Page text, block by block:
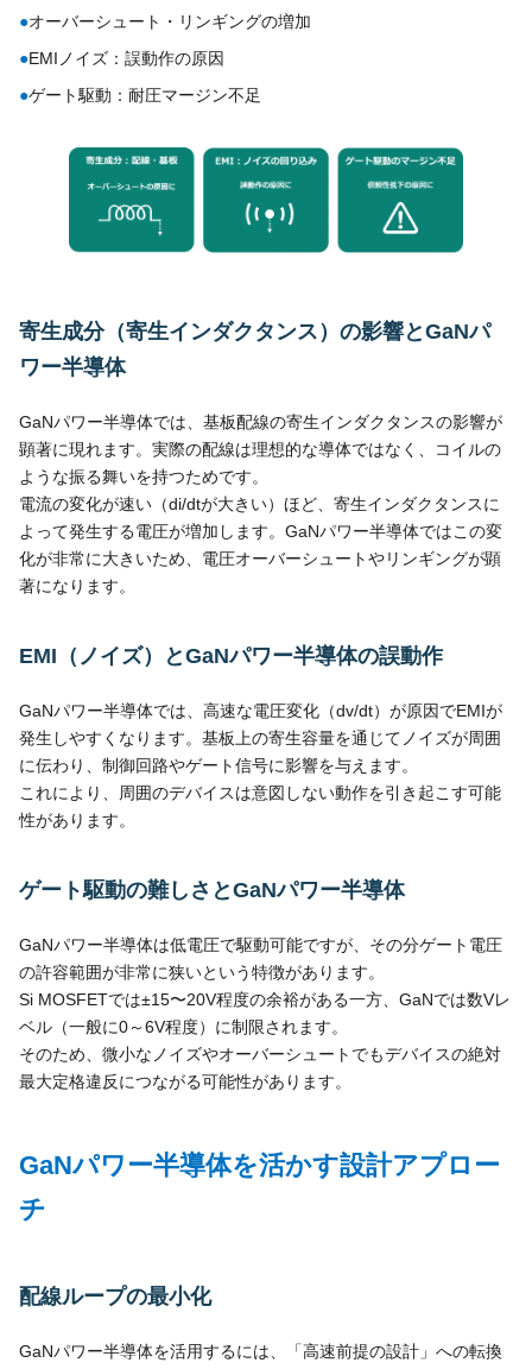
●オーバーシュート・リンギングの増加
●EMIノイズ：誤動作の原因
●ゲート駆動：耐圧マージン不足
寄生成分（寄生インダクタンス）の影響とGaNパ
ワー半導体
GaNパワー半導体では、基板配線の寄生インダクタンスの影響が
顕著に現れます。実際の配線は理想的な導体ではなく、コイルの
ような振る舞いを持つためです。
電流の変化が速い（di/dtが大きい）ほど、寄生インダクタンスに
よって発生する電圧が増加します。GaNパワー半導体ではこの変
化が非常に大きいため、電圧オーバーシュートやリンギングが顕
著になります。
EMI（ノイズ）とGaNパワー半導体の誤動作
GaNパワー半導体では、高速な電圧変化（dv/dt）が原因でEMIが
発生しやすくなります。基板上の寄生容量を通じてノイズが周囲
に伝わり、制御回路やゲート信号に影響を与えます。
これにより、周囲のデバイスは意図しない動作を引き起こす可能
性があります。
ゲート駆動の難しさとGaNパワー半導体
GaNパワー半導体は低電圧で駆動可能ですが、その分ゲート電圧
の許容範囲が非常に狭いという特徴があります。
Si MOSFETでは±15〜20V程度の余裕がある一方、GaNでは数Vレ
ベル（一般に0～6V程度）に制限されます。
そのため、微小なノイズやオーバーシュートでもデバイスの絶対
最大定格違反につながる可能性があります。
GaNパワー半導体を活かす設計アプロー
チ
配線ループの最小化
GaNパワー半導体を活用するには、「高速前提の設計」への転換